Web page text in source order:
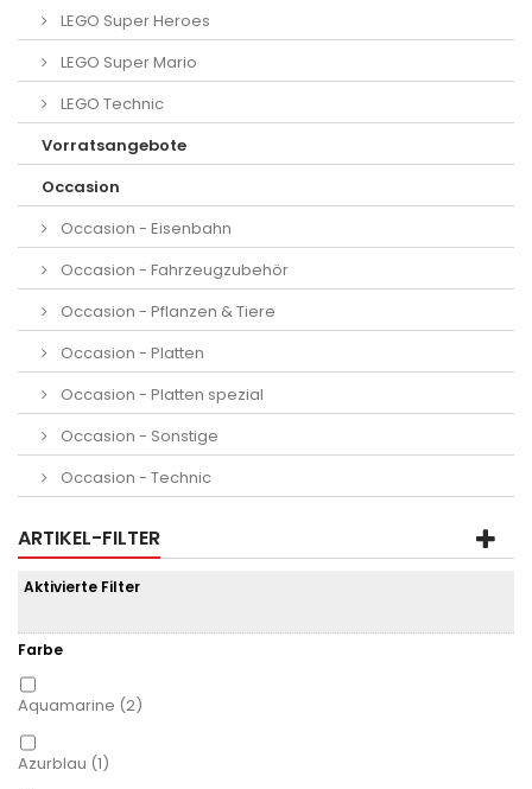
LEGO Super Heroes
LEGO Super Mario
LEGO Technic
Vorratsangebote
Occasion
Occasion - Eisenbahn
Occasion - Fahrzeugzubehör
Occasion - Pflanzen & Tiere
Occasion - Platten
Occasion - Platten spezial
Occasion - Sonstige
Occasion - Technic
ARTIKEL-FILTER
Aktivierte Filter
Farbe
Aquamarine (2)
Azurblau (1)